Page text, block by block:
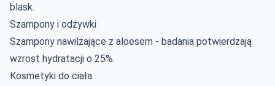
blask.
Szampony i odżywki
Szampony nawilżające z aloesem - badania potwierdzają
wzrost hydratacji o 25%.
Kosmetyki do ciała